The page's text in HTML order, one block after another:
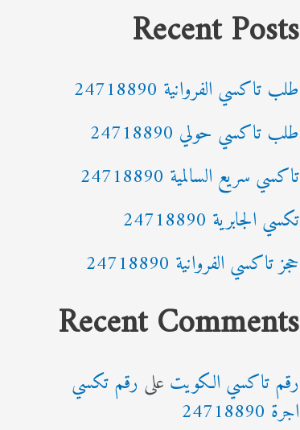
Recent Posts
طلب تاكسي الفروانية 24718890
طلب تاكسي حولي 24718890
تاكسي سريع السالمية 24718890
تكسي الجابرية 24718890
حجز تاكسي الفروانية 24718890
Recent Comments
رقم تاكسي الكويت على رقم تكسي
اجرة 24718890